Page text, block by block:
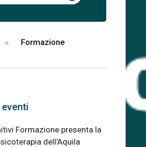
Formazione
Formazione presenta la
dell’Aquila